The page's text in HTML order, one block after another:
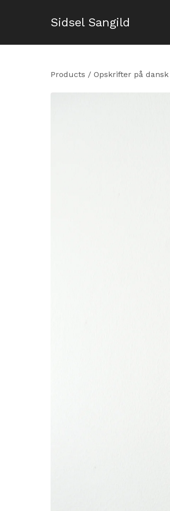
Sidsel Sangild
Products / Opskrifter på dansk